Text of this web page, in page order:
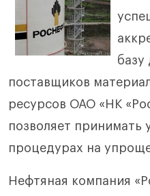
базу
поставщиков
ресурсов ОАО «НК
позволяет принимать
процедурах на
Нефтяная компания